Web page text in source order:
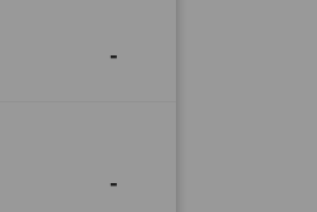
-
-